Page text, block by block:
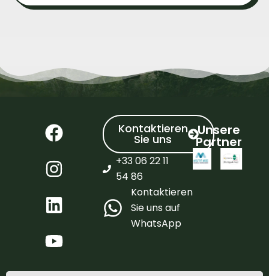
Kontaktieren
Sie uns
+33 06 22 11
54 86
Kontaktieren
Sie uns auf
WhatsApp
Unsere
Partner